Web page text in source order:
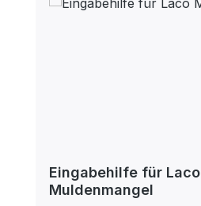
Eingabehilfe für Laco
Muldenmangel